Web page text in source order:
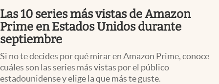
Espiritual
Streaming
PC y mobile
Lifestyle
Las 10 series más vistas de Amazon
Prime en Estados Unidos durante
septiembre
Si no te decides por qué mirar en Amazon Prime, conoce
cuáles son las series más vistas por el público
estadounidense y elige la que más te guste.